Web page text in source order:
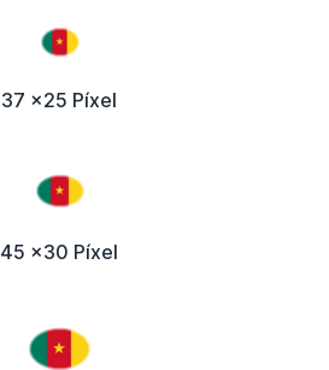
37 x25 Píxel
45 x30 Píxel